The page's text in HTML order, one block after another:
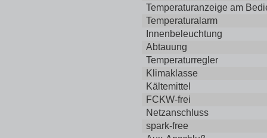
Temperaturanzeige am
Temperaturalarm
Innenbeleuchtung
Abtauung
Temperaturregler
Klimaklasse
Kältemittel
FCKW-frei
Netzanschluss
spark-free